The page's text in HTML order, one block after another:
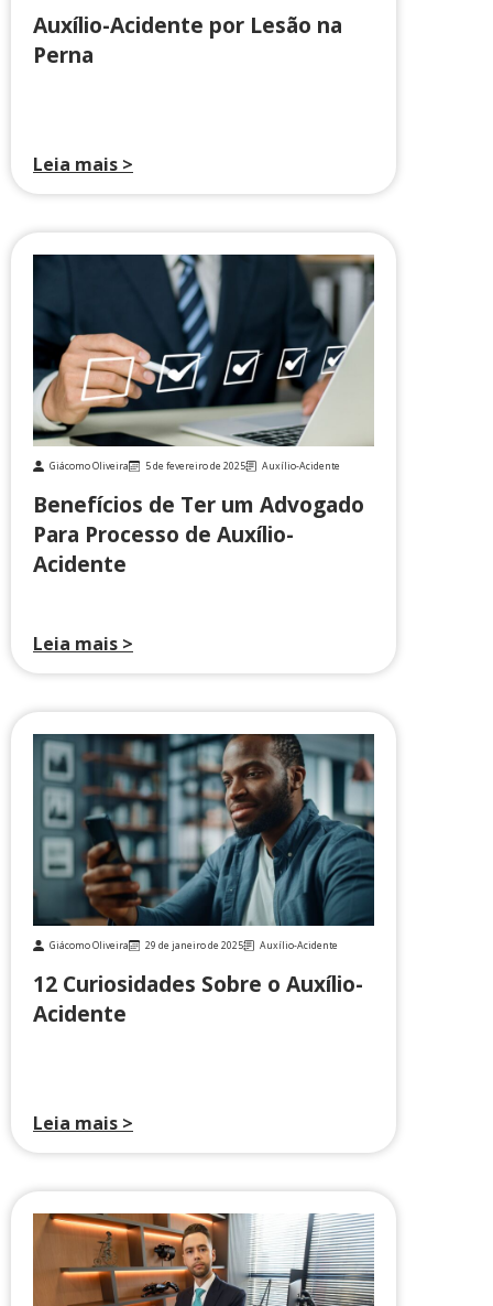
Auxílio-Acidente por Lesão na
Perna
Leia mais >
Giácomo Oliveira 5 de fevereiro de 2025 Auxílio-Acidente
Benefícios de Ter um Advogado
Para Processo de Auxílio-
Acidente
Leia mais >
Giácomo Oliveira 29 de janeiro de 2025 Auxílio-Acidente
12 Curiosidades Sobre o Auxílio-
Acidente
Leia mais >